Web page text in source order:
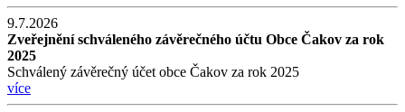
9.7.2026
Zveřejnění schváleného závěrečného účtu Obce Čakov za rok
2025
Schválený závěrečný účet obce Čakov za rok 2025
více